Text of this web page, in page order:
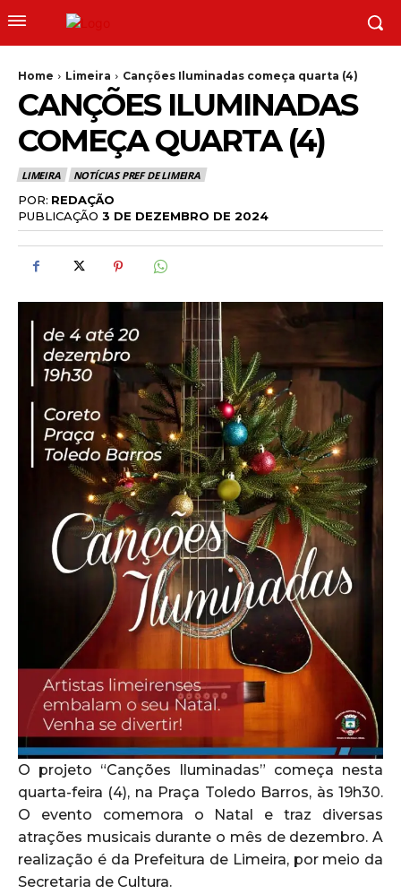
Home Limeira Canções Iluminadas começa quarta (4)
CANÇÕES ILUMINADAS
COMEÇA QUARTA (4)
LIMEIRA NOTÍCIAS PREF DE LIMEIRA
POR: REDAÇÃO
PUBLICAÇÃO 3 DE DEZEMBRO DE 2024
O projeto “Canções Iluminadas” começa nesta
quarta-feira (4), na Praça Toledo Barros, às 19h30.
O evento comemora o Natal e traz diversas
atrações musicais durante o mês de dezembro. A
realização é da Prefeitura de Limeira, por meio da
Secretaria de Cultura.